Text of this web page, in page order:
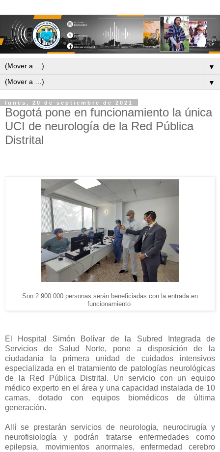
▼
▼
lunes, 20 de septiembre de 2021
Bogotá pone en funcionamiento la única
UCI de neurología de la Red Pública
Distrital
Son 2.900.000 personas serán beneficiadas con la entrada en
funcionamiento
El Hospital Simón Bolívar de la Subred Integrada de
Servicios de Salud Norte, pone a disposición de la
ciudadanía la primera unidad de cuidados intensivos
especializada en el tratamiento de patologías neurológicas
de la Red Pública Distrital. Un servicio con un equipo
médico experto en el área y una capacidad instalada de 10
camas, dotado con equipos biomédicos de última
generación.
Allí se prestarán servicios de neurología, neurocirugía y
neurofisiología y podrán tratarse enfermedades como
epilepsia, movimientos anormales, enfermedad cerebro